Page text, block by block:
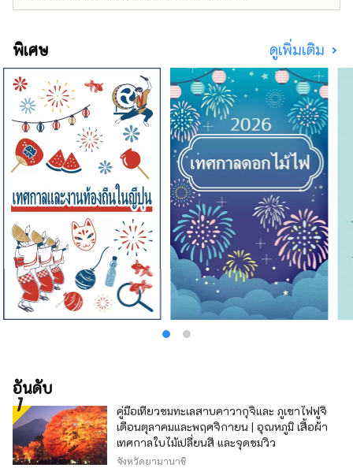
ธุรกิจอาหารและเครื่องดื่มของเรา เรายังดำเนิน
การพื้นที่ให้บริการ Kurushima Kaikyo, Kaze no
Restaurant และ Marunouchi 88ya เช่นเดียว
กับร้านอาหารในวิทยาเขตอิมาบาริของ
มหาวิทยาลัยวิทยาศาสตร์โอกายามะ ด้วยจุดมุ่ง
หมายเพื่อให้บริการเพื่อดึงดูดนักท่องเที่ยวจำนวน
มากและมีส่วนสนับสนุนชุมชนท้องถิ่น
พิเศษ ดูเพิ่มเติม
อันดับ
คู่มือเที่ยวชมทะเลสาบคาวากุจิและ ภูเขาไฟฟูจิ
เดือนตุลาคมและพฤศจิกายน | อุณหภูมิ เสื้อผ้า
เทศกาลใบไม้เปลี่ยนสี และจุดชมวิว
จังหวัดยามานาชิ